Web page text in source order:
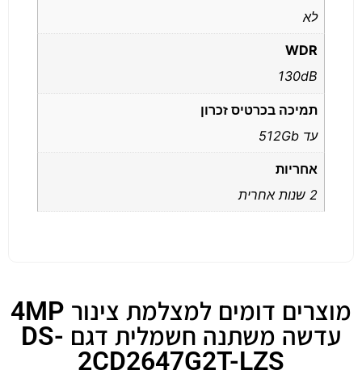
לא
WDR
130dB
תמיכה בכרטיס זכרון
עד 512Gb
אחריות
2 שנות אחרית
מוצרים דומים למצלמת צינור 4MP
עדשה משתנה חשמלית דגם DS-
2CD2647G2T-LZS